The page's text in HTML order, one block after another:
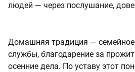
людей — через послушание,
Домашняя традиция — семейное
службы, благодарение за
осенние дела. По уставу этот